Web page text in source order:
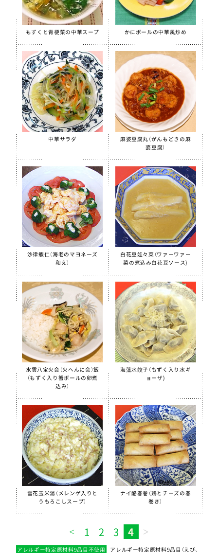
全学栄製品
全学栄すいせん製品
全学栄 豚レバーチップ
蒸し挽き割り大豆
学校給食用カルシウム米
えごまふりかけ
【只今休売中】菜の花ふりかけ
沖縄パインゼリー
ブルーベリーゼリーCFE
北海道シュレッドチーズ
給食用 毎日骨太 MBP® ベビーチーズ
クラスメイト
うの花コロッケ（ひじき入り）
スクールチーズフォンデュサンドコロッケ
全学栄 かぼちゃチーズフライ
【只今休売中】全学栄 黒豆さつま
ソフトササミフレーク
ほぐしささみ（水煮）
美ら海育ちもずく
【只今休売中】青大豆ペースト
白花豆&白いんげん豆ペースト
スクールがんもどき（Ca・Fe）
スクール糸かまぼこ
スクールちくわ
【只今休売中】スクールかにボール
全学栄 枝豆とじゃこの元気ボール
全学栄 野菜ミックスボール
全学栄 ニューミートップ
もずくと青梗菜の中華スープ かにボールの中華風炒め
中華サラダ
麻婆豆腐丸（がんもどきの麻
婆豆腐）
沙律蝦仁（海老のマヨネーズ
和え）
白花豆娃々菜（ワァーワァー
菜の煮込み白花豆ソース)
水雲八宝火会（火へんに会）飯
（もずく入り蟹ボールの卵煮
込み）
海薀水餃子（もずく入り水ギ
ョーザ)
雪花玉米湯（メレンゲ入りと
うもろこしスープ）
ナイ酪春巻（鶏とチーズの春
巻き）
1 2 3 4
アレルギー特定原材料9品目不使用
アレルギー特定原材料9品目（えび、